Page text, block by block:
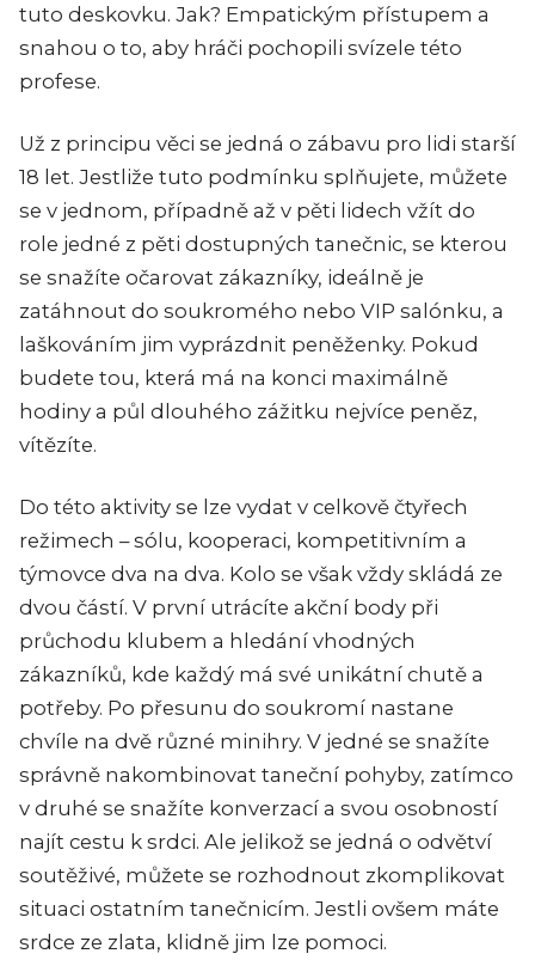
tuto deskovku. Jak? Empatickým přístupem a
snahou o to, aby hráči pochopili svízele této
profese.
Už z principu věci se jedná o zábavu pro lidi starší
18 let. Jestliže tuto podmínku splňujete, můžete
se v jednom, případně až v pěti lidech vžít do
role jedné z pěti dostupných tanečnic, se kterou
se snažíte očarovat zákazníky, ideálně je
zatáhnout do soukromého nebo VIP salónku, a
laškováním jim vyprázdnit peněženky. Pokud
budete tou, která má na konci maximálně
hodiny a půl dlouhého zážitku nejvíce peněz,
vítězíte.
Do této aktivity se lze vydat v celkově čtyřech
režimech – sólu, kooperaci, kompetitivním a
týmovce dva na dva. Kolo se však vždy skládá ze
dvou částí. V první utrácíte akční body při
průchodu klubem a hledání vhodných
zákazníků, kde každý má své unikátní chutě a
potřeby. Po přesunu do soukromí nastane
chvíle na dvě různé minihry. V jedné se snažíte
správně nakombinovat taneční pohyby, zatímco
v druhé se snažíte konverzací a svou osobností
najít cestu k srdci. Ale jelikož se jedná o odvětví
soutěživé, můžete se rozhodnout zkomplikovat
situaci ostatním tanečnicím. Jestli ovšem máte
srdce ze zlata, klidně jim lze pomoci.